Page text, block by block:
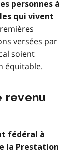
personnes à
qui vivent
versées par
soient
équitable.
revenu
fédéral à
la Prestation